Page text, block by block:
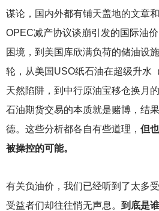
谋论，国内外都有铺天盖地的文章
OPEC减产协议谈崩引发的国际油
困境，到美国库欣满负荷的储油设
轮，从美国USO纸石油在超级升水
天然陷阱，到中行原油宝移仓换月
石油期货交易的本质就是赌博，结
德。这些分析都各自有些道理， 但
被操控的可能。
有关负油价，我们已经听到了太多
受益者们却往往悄无声息。 到底是